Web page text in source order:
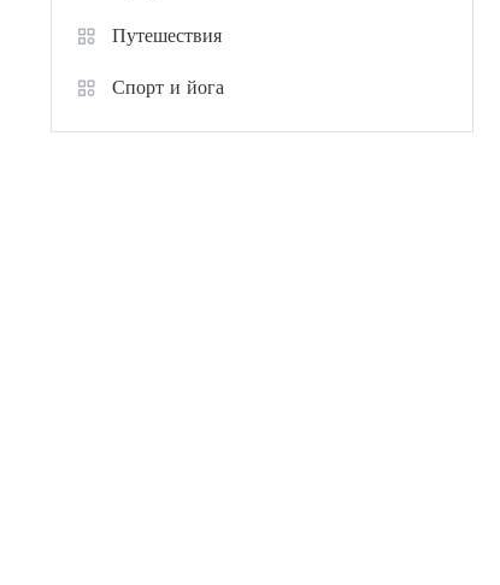
Путешествия
Спорт и йога